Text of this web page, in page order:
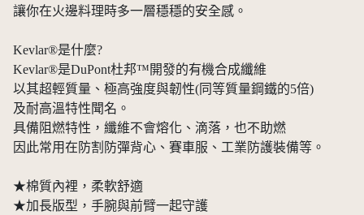
讓你在火邊料理時多一層穩穩的安全感。
Kevlar®是什麼?
Kevlar®是DuPont杜邦™開發的有機合成纖維
以其超輕質量、極高強度與韌性(同等質量鋼鐵的5倍)
及耐高溫特性聞名。
具備阻燃特性，纖維不會熔化、滴落，也不助燃
因此常用在防割防彈背心、賽車服、工業防護裝備等。
★棉質內裡，柔軟舒適
★加長版型，手腕與前臂一起守護